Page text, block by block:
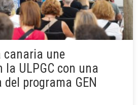
canaria une
la ULPGC con una
programa GEN